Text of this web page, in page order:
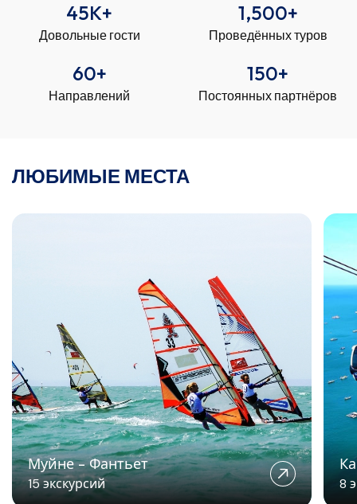
Довольные гости
45K+
Проведённых туров
1,500+
Направлений
60+
Постоянных партнёров
150+
ЛЮБИМЫЕ МЕСТА
Муйне - Фантьет
15 экскурсий 8